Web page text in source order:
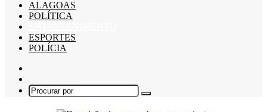
ALAGOAS
POLÍTICA
ESPORTES
POLÍCIA
skin
Procurar